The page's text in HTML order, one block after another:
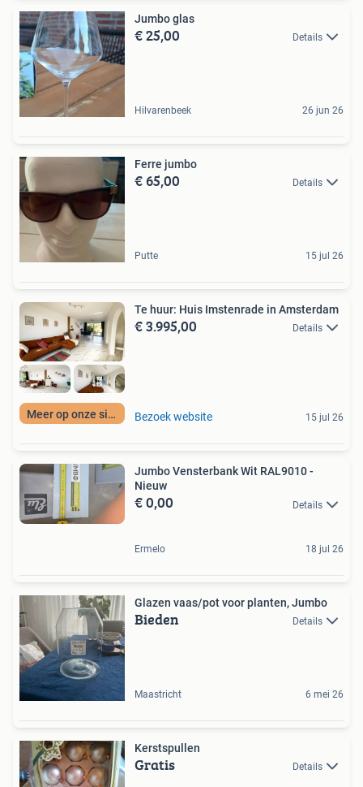
Jumbo glas
€ 25,00 Details
Hilvarenbeek 26 jun 26
Ferre jumbo
€ 65,00 Details
Putte 15 jul 26
Meer op onze site
Te huur: Huis Imstenrade in Amsterdam
€ 3.995,00 Details
Bezoek website 15 jul 26
Jumbo Vensterbank Wit RAL9010 -
Nieuw
€ 0,00 Details
Ermelo 18 jul 26
Glazen vaas/pot voor planten, Jumbo
Bieden Details
Maastricht 6 mei 26
Kerstspullen
Gratis Details